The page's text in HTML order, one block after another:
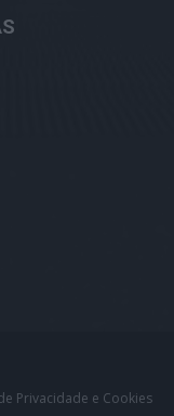
Privacidade e Cookies